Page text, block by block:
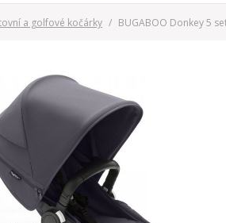
a golfové kočárky / BUGABOO Donkey 5